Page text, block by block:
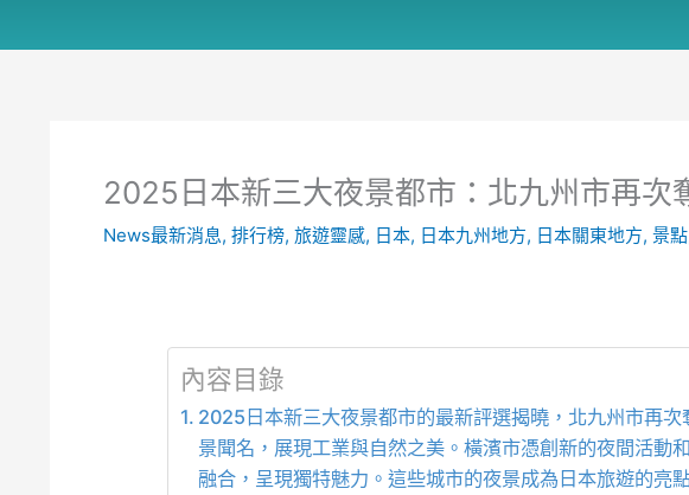
2025日本新三大夜景都市：北九州市再次
News最新消息, 排行榜, 旅遊靈感, 日本, 日本九州地方, 日本關東地方, 景點
內容目錄
2025日本新三大夜景都市的最新評選揭曉，北九州市再
景聞名，展現工業與自然之美。橫濱市憑創新的夜間活動
融合，呈現獨特魅力。這些城市的夜景成為日本旅遊的亮